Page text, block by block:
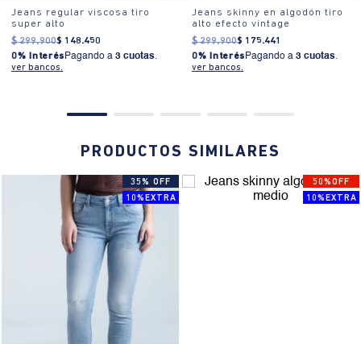
Jeans regular viscosa tiro
super alto
$ 299.900$ 148.450
0% Interés Pagando a 3 cuotas.
ver bancos.
Jeans skinny en algodón tiro
alto efecto vintage
$ 299.900$ 175.441
0% Interés Pagando a 3 cuotas.
ver bancos.
PRODUCTOS SIMILARES
35% OFF
10%EXTRA
50%OFF
10%EXTRA